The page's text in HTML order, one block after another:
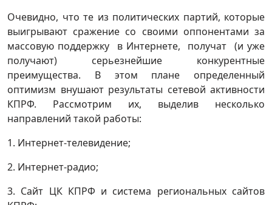
Очевидно, что те из политических партий, которые
выигрывают сражение со своими оппонентами за
массовую поддержку в Интернете, получат (и уже
получают) серьезнейшие конкурентные
преимущества. В этом плане определенный
оптимизм внушают результаты сетевой активности
КПРФ. Рассмотрим их, выделив несколько
направлений такой работы:
1. Интернет-телевидение;
2. Интернет-радио;
3. Сайт ЦК КПРФ и система региональных сайтов